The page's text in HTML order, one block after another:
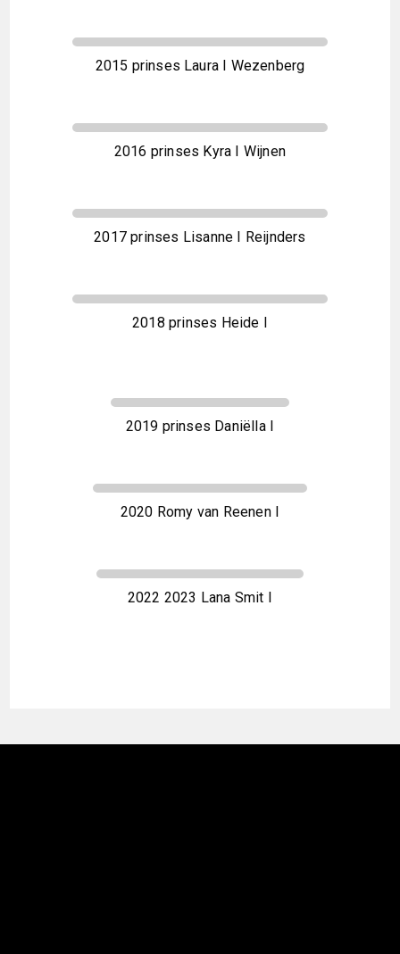
2015 prinses Laura I Wezenberg
2016 prinses Kyra I Wijnen
2017 prinses Lisanne I Reijnders
2018 prinses Heide I
2019 prinses Daniëlla I
2020 Romy van Reenen I
2022 2023 Lana Smit I